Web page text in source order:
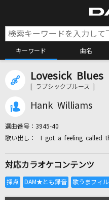
キーワード 曲名
カラ
全
Lovesick Blues
[ ラブシックブルース ]
Hank Williams
選曲番号： 3945-40
I got a feeling called
対応カラオケコンテンツ